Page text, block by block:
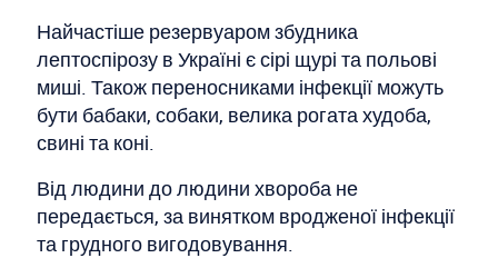
Найчастіше резервуаром збудника
лептоспірозу в Україні є сірі щурі та польові
миші. Також переносниками інфекції можуть
бути бабаки, собаки, велика рогата худоба,
свині та коні.
Від людини до людини хвороба не
передається, за винятком вродженої інфекції
та грудного вигодовування.